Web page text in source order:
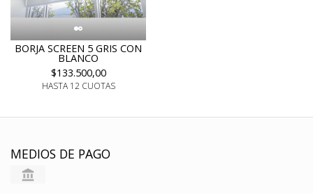
BORJA SCREEN 5 GRIS CON
BLANCO
$133.500,00
HASTA 12 CUOTAS
MEDIOS DE PAGO